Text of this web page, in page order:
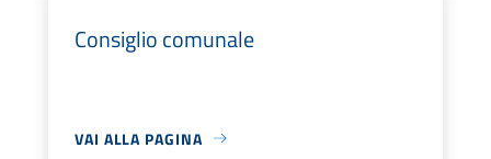
Consiglio comunale
VAI ALLA PAGINA